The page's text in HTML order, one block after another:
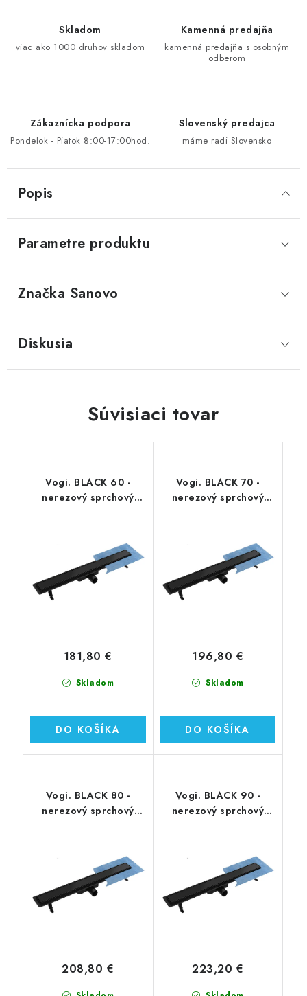
Skladom
viac ako 1000 druhov skladom
Kamenná predajňa
kamenná predajňa s osobným
odberom
Zákaznícka podpora
Pondelok - Piatok 8:00-17:00hod.
Slovenský predajca
máme radi Slovensko
Popis
Parametre produktu
Značka Sanovo
Diskusia
Súvisiaci tovar
Vogi. BLACK 60 -
nerezový sprchový
Skladom
181,80 €
DO KOŠÍKA
Vogi. BLACK 70 -
nerezový sprchový
Skladom
196,80 €
DO KOŠÍKA
Vogi. BLACK 80 -
nerezový sprchový
208,80 €
Vogi. BLACK 90 -
nerezový sprchový
223,20 €